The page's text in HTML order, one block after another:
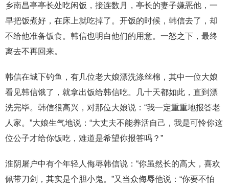
乡南昌亭亭长处吃闲饭，接连数月，亭长的妻子嫌恶他，一
早把饭煮好，在床上就吃掉了。开饭的时候，韩信去了，却
不给他准备饭食。韩信也明白他们的用意。一怒之下，最终
离去不再回来。
韩信在城下钓鱼，有几位老大娘漂洗涤丝棉，其中一位大娘
看见韩信饿了，就拿出饭给韩信吃。几十天都如此，直到漂
洗完毕。韩信很高兴，对那位大娘说：“我一定重重地报答老
人家。”大娘生气地说：“大丈夫不能养活自己，我是可怜你这
位公子才给你饭吃，难道是希望你报答吗？”
淮阴屠户中有个年轻人侮辱韩信说：“你虽然长的高大，喜欢
佩带刀剑，其实是个胆小鬼。”又当众侮辱他说：“你要不怕